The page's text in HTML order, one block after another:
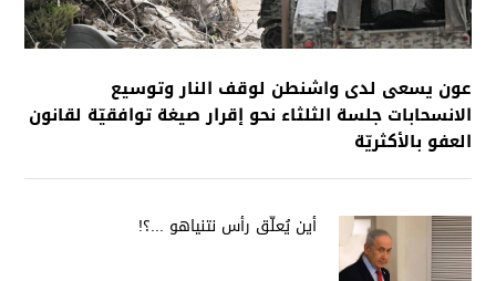
عون يسعى لدى واشنطن لوقف النار وتوسيع
الانسحابات جلسة الثلثاء نحو إقرار صيغة توافقيّة لقانون
العفو بالأكثريّة
أين يُعلّق رأس نتنياهو ...؟!